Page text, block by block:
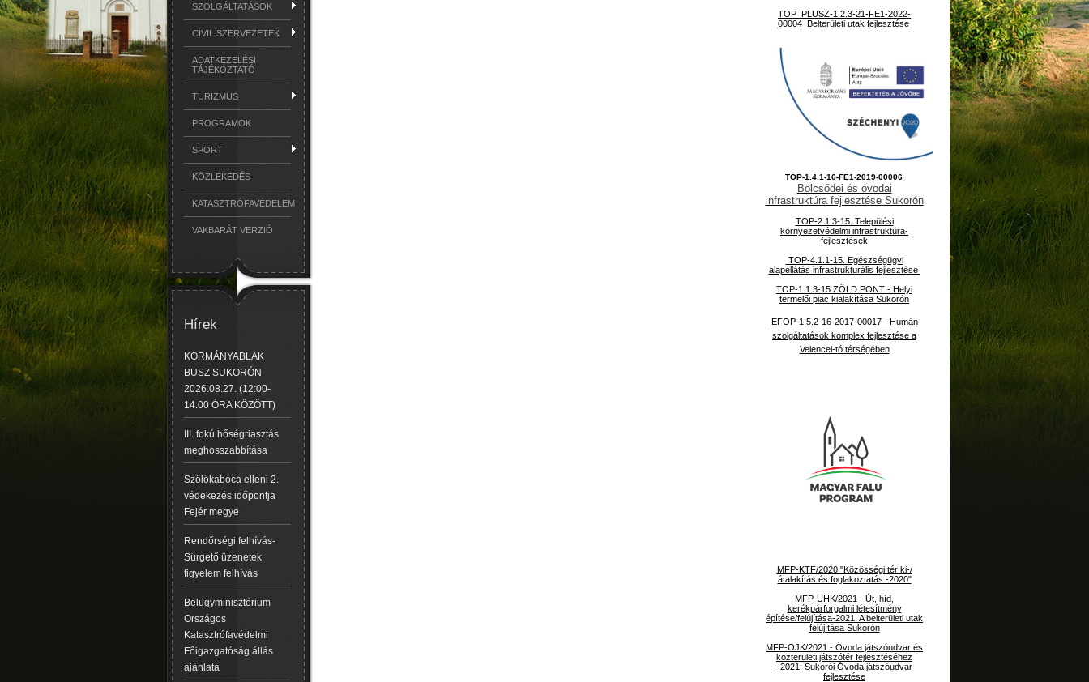
SZOLGÁLTATÁSOK
CIVIL SZERVEZETEK
ADATKEZELÉSI
TÁJÉKOZTATÓ
TURIZMUS
PROGRAMOK
SPORT
KÖZLEKEDÉS
KATASZTRÓFAVÉDELEM
VAKBARÁT VERZIÓ
Hírek
KORMÁNYABLAK
BUSZ SUKORÓN
2026.08.27. (12:00-
14:00 ÓRA KÖZÖTT)
III. fokú hőségriasztás
meghosszabbítása
Szőlőkabóca elleni 2.
védekezés időpontja
Fejér megye
Rendőrségi felhívás-
Sürgető üzenetek
figyelem felhívás
Belügyminisztérium
Országos
Katasztrófavédelmi
Főigazgatóság állás
ajánlata
TOP_PLUSZ-1.2.3-21-FE1-2022-
00004 Belterületi utak fejlesztése
TOP-1.4.1-16-FE1-2019-00006-
Bölcsődei és óvodai
infrastruktúra fejlesztése Sukorón
TOP-2.1.3-15. Települési
környezetvédelmi infrastruktúra-
fejlesztések
TOP-4.1.1-15. Egészségügyi
alapellátás infrastrukturális fejlesztése
TOP-1.1.3-15 ZÖLD PONT - Helyi
termelői piac kialakítása Sukorón
EFOP-1.5.2-16-2017-00017 - Humán
szolgáltatások komplex fejlesztése a
Velencei-tó térségében
MFP-KTF/2020 "Közösségi tér ki-/
átalakítás és foglakoztatás -2020"
MFP-UHK/2021 - Út, híd,
kerékpárforgalmi létesítmény
építése/felújítása-2021: A belterületi utak
felújítása Sukorón
MFP-OJK/2021 - Óvoda játszóudvar és
közterületi játszótér fejlesztéséhez
-2021: Sukorói Óvoda játszóudvar
fejlesztése